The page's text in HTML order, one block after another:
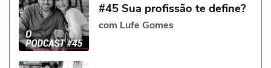
#45 Sua profissão te define?
com Lufe Gomes